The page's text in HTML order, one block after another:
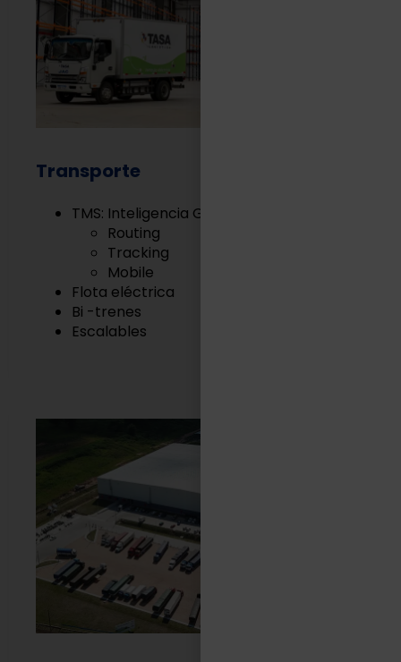
Transporte
TMS: Inteligencia Geográfica
Routing
Tracking
Mobile
Flota eléctrica
Bi -trenes
Escalables